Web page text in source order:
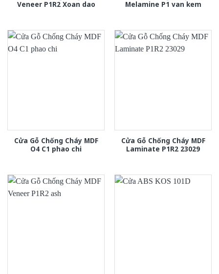
Veneer P1R2 Xoan dao
Melamine P1 van kem
Cửa Gỗ Chống Cháy MDF
O4 C1 phao chi
Cửa Gỗ Chống Cháy MDF
Laminate P1R2 23029